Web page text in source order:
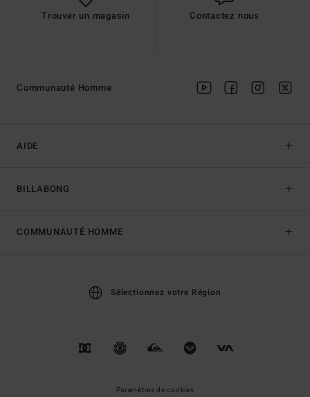
Trouver un magasin Contactez nous
AIDE
BILLABONG
Communauté Homme
COMMUNAUTÉ HOMME
Sélectionnez votre Région
Paramètres de cookies